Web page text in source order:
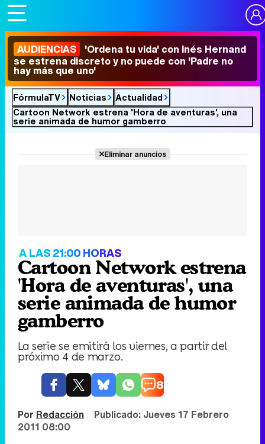
AUDIENCIAS 'Ordena tu vida' con Inés Hernand
se estrena discreto y no puede con 'Padre no
hay más que uno'
FórmulaTV Noticias
Actualidad
Cartoon Network estrena 'Hora de aventuras', una
serie animada de humor gamberro
Eliminar anuncios
A LAS 21:00 HORAS
Cartoon Network estrena
'Hora de aventuras', una
serie animada de humor
gamberro
La serie se emitirá los viernes, a partir del
próximo 4 de marzo.
8
Por Redacción | Publicado: Jueves 17 Febrero
2011 08:00